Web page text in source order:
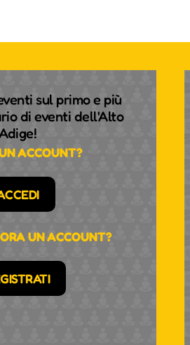
sul primo e più
di eventi dell'Alto
ACCOUNT?
UN ACCOUNT?